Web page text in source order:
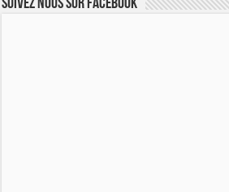
Suivez nous sur Facebook